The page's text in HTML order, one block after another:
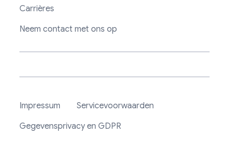
Carrières
Neem contact met ons op
Impressum
Servicevoorwaarden
Gegevensprivacy en GDPR